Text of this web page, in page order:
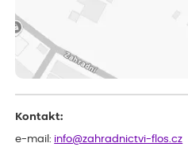
Rostliny byly v pořádku,
Doporučuji :). Spokojenost,
my chybělo, bylo
Kontakt:
e-mail: info@zahradnictvi-flos.cz